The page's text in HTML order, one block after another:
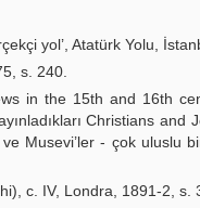
yol’, Atatürk Yolu,
s. 240.
in the 15th and 16th
Christians
Musevi’ler - çok
c. IV, Londra, 1891-2, s.